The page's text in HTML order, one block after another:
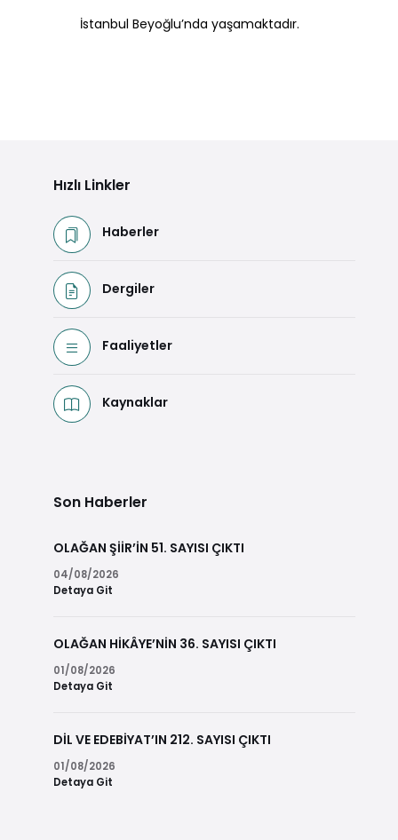
İstanbul Beyoğlu’nda yaşamaktadır.
Hızlı Linkler
Haberler
Dergiler
Faaliyetler
Kaynaklar
Son Haberler
OLAĞAN ŞİİR’İN 51. SAYISI ÇIKTI
04/08/2026
Detaya Git
OLAĞAN HİKÂYE’NİN 36. SAYISI ÇIKTI
01/08/2026
Detaya Git
DİL VE EDEBİYAT’IN 212. SAYISI ÇIKTI
01/08/2026
Detaya Git